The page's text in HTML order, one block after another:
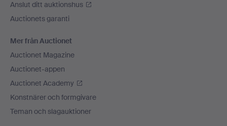
Anslut ditt auktionshus
Auctionets garanti
Mer från Auctionet
Auctionet Magazine
Auctionet-appen
Auctionet Academy
Konstnärer och formgivare
Teman och slagauktioner